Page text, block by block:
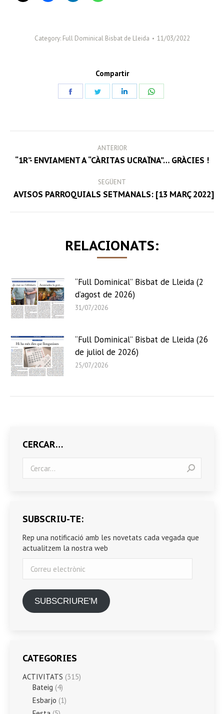
Category: Full Dominical Bisbat de Lleida 11/03/2022
Compartir
NAVIGATION
ANTERIOR
Previous
“1R”- ENVIAMENT A “CÀRITAS UCRAÏNA”… GRÀCIES !
SEGÜENT
Next
AVISOS PARROQUIALS SETMANALS: [13 MARÇ 2022]
RELACIONATS:
“Full Dominical” Bisbat de Lleida (2
d’agost de 2026)
31/07/2026
“Full Dominical” Bisbat de Lleida (26
de juliol de 2026)
25/07/2026
CERCAR…
SUBSCRIU-TE:
Rep una notificació amb les novetats cada vegada que
actualitzem la nostra web
electrònic
SUBSCRIURE'M
CATEGORIES
ACTIVITATS (315)
Bateig (4)
Esbarjo (1)